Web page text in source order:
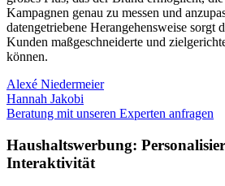
Kampagnen genau zu messen und
datengetriebene Herangehensweise sorgt
Kunden maßgeschneiderte und
können.
Alexé Niedermeier
Hannah Jakobi
Beratung mit unseren Experten anfragen
Haushaltswerbung:
Interaktivität